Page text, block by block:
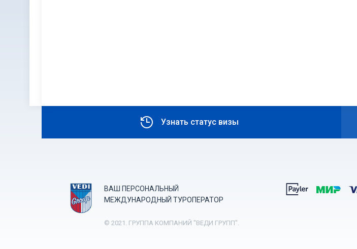
Узнать статус визы
ВАШ ПЕРСОНАЛЬНЫЙ
МЕЖДУНАРОДНЫЙ ТУРОПЕРАТОР
© 2021. ГРУППА КОМПАНИЙ "ВЕДИ ГРУПП".